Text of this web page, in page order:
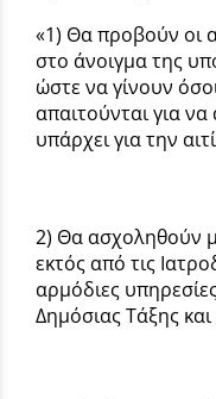
«1) Θα προβούν οι
στο άνοιγμα της
ώστε να γίνουν
απαιτούνται για
υπάρχει για την
2) Θα ασχοληθούν
εκτός από τις
αρμόδιες
Δημόσιας Τάξης